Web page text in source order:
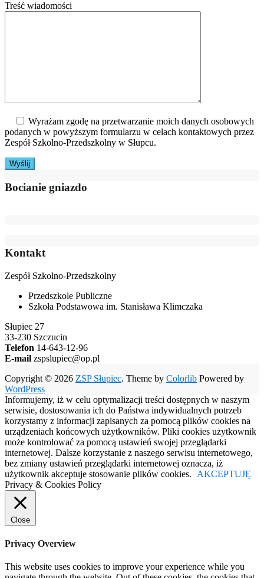
Treść wiadomości
Wyrażam zgodę na przetwarzanie moich danych osobowych
podanych w powyższym formularzu w celach kontaktowych przez
Zespół Szkolno-Przedszkolny w Słupcu.
Bocianie gniazdo
Kontakt
Zespół Szkolno-Przedszkolny
Przedszkole Publiczne
Szkoła Podstawowa im. Stanisława Klimczaka
Słupiec 27
33-230 Szczucin
Telefon 14-643-12-96
E-mail zspslupiec@op.pl
Copyright © 2026 ZSP Słupiec. Theme by Colorlib Powered by
WordPress
Informujemy, iż w celu optymalizacji treści dostępnych w naszym
serwisie, dostosowania ich do Państwa indywidualnych potrzeb
korzystamy z informacji zapisanych za pomocą plików cookies na
urządzeniach końcowych użytkowników. Pliki cookies użytkownik
może kontrolować za pomocą ustawień swojej przeglądarki
internetowej. Dalsze korzystanie z naszego serwisu internetowego,
bez zmiany ustawień przeglądarki internetowej oznacza, iż
użytkownik akceptuje stosowanie plików cookies.
AKCEPTUJĘ
Privacy & Cookies Policy
Close
Privacy Overview
This website uses cookies to improve your experience while you